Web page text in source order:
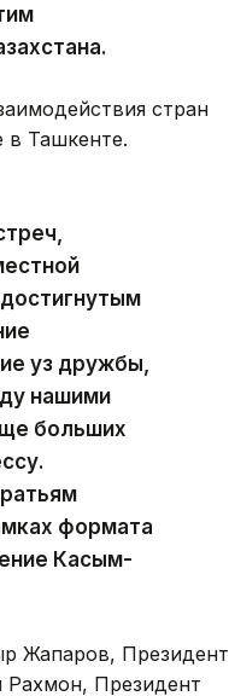
стран
в Ташкенте.
уз дружбы,
нашими
больших
формата
Касым-
Жапаров, Президент
Президент